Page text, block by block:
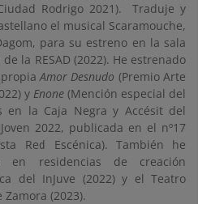
Rodrigo 2021). Traduje y
el musical Scaramouche,
para su estreno en la sala
la RESAD (2022). He estrenado
propiaAmor Desnudo (Premio Arte
y Enone (Mención especial del
en la Caja Negra y Accésit del
2022, publicada en el nº17
Red Escénica). También he
en residencias de creación
del InJuve (2022) y el Teatro
(2023).